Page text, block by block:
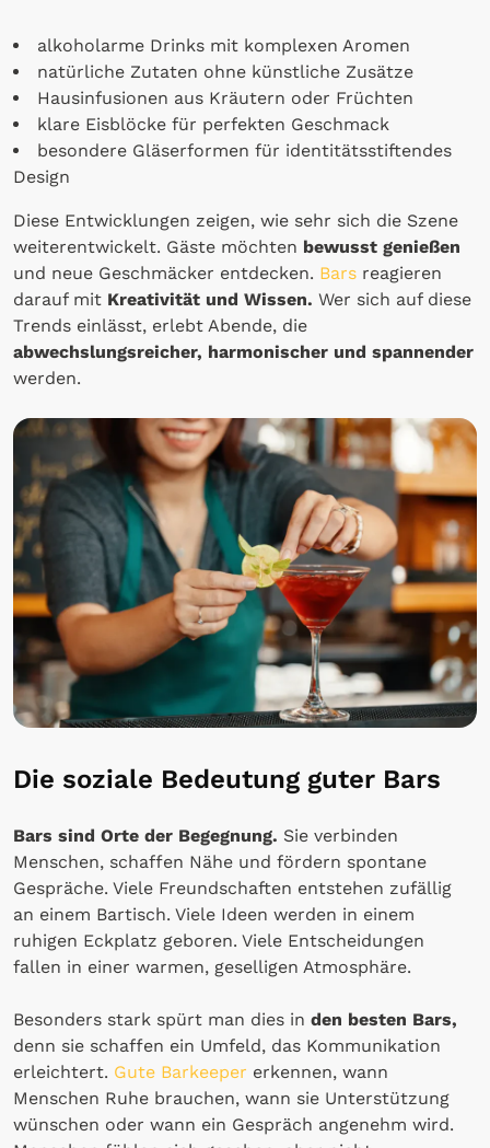
alkoholarme Drinks mit komplexen Aromen
natürliche Zutaten ohne künstliche Zusätze
Hausinfusionen aus Kräutern oder Früchten
klare Eisblöcke für perfekten Geschmack
besondere Gläserformen für identitätsstiftendes
Design
Diese Entwicklungen zeigen, wie sehr sich die Szene
weiterentwickelt. Gäste möchten bewusst genießen
und neue Geschmäcker entdecken. Bars reagieren
darauf mit Kreativität und Wissen. Wer sich auf diese
Trends einlässt, erlebt Abende, die
abwechslungsreicher, harmonischer und spannender
werden.
Die soziale Bedeutung guter Bars
Bars sind Orte der Begegnung. Sie verbinden
Menschen, schaffen Nähe und fördern spontane
Gespräche. Viele Freundschaften entstehen zufällig
an einem Bartisch. Viele Ideen werden in einem
ruhigen Eckplatz geboren. Viele Entscheidungen
fallen in einer warmen, geselligen Atmosphäre.
Besonders stark spürt man dies in den besten Bars,
denn sie schaffen ein Umfeld, das Kommunikation
erleichtert. Gute Barkeeper erkennen, wann
Menschen Ruhe brauchen, wann sie Unterstützung
wünschen oder wann ein Gespräch angenehm wird.